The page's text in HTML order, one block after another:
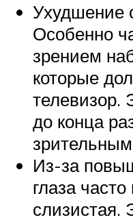
Ухудшение
Особенно
зрением
которые
телевизор.
до конца
Из-за
глаза
слизистая.